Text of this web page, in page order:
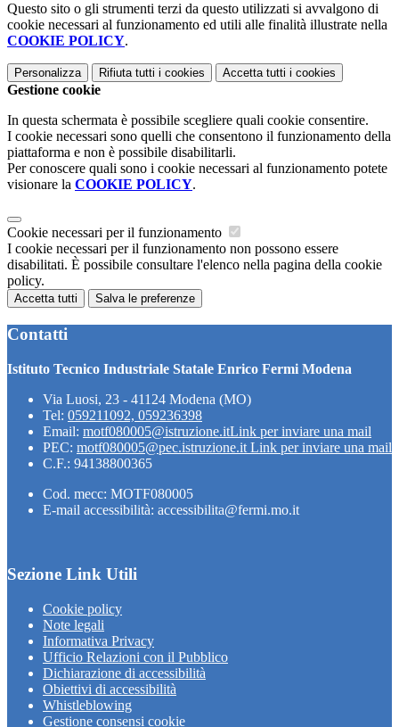
Questo sito o gli strumenti terzi da questo utilizzati si avvalgono di
cookie necessari al funzionamento ed utili alle finalità illustrate nella
COOKIE POLICY.
Personalizza Rifiuta tutti i cookies Accetta tutti i cookies
Gestione cookie
In questa schermata è possibile scegliere quali cookie consentire.
I cookie necessari sono quelli che consentono il funzionamento della
piattaforma e non è possibile disabilitarli.
Per conoscere quali sono i cookie necessari al funzionamento potete
visionare la COOKIE POLICY.
Cookie necessari per il funzionamento
I cookie necessari per il funzionamento non possono essere
disabilitati. È possibile consultare l'elenco nella pagina della cookie
policy.
Accetta tutti Salva le preferenze
Contatti
Istituto Tecnico Industriale Statale Enrico Fermi Modena
Via Luosi, 23 - 41124 Modena (MO)
Tel: 059211092, 059236398
Email: motf080005@istruzione.itLink per inviare una mail
PEC: motf080005@pec.istruzione.it Link per inviare una mail
C.F.: 94138800365
Cod. mecc: MOTF080005
E-mail accessibilità: accessibilita@fermi.mo.it
Sezione Link Utili
Cookie policy
Note legali
Informativa Privacy
Ufficio Relazioni con il Pubblico
Dichiarazione di accessibilità
Obiettivi di accessibilità
Whistleblowing
Gestione consensi cookie